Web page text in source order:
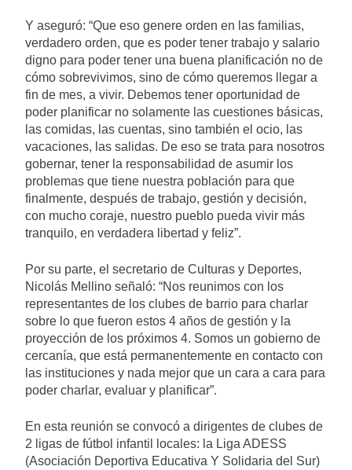
Y aseguró: “Que eso genere orden en las familias,
verdadero orden, que es poder tener trabajo y salario
digno para poder tener una buena planificación no de
cómo sobrevivimos, sino de cómo queremos llegar a
fin de mes, a vivir. Debemos tener oportunidad de
poder planificar no solamente las cuestiones básicas,
las comidas, las cuentas, sino también el ocio, las
vacaciones, las salidas. De eso se trata para nosotros
gobernar, tener la responsabilidad de asumir los
problemas que tiene nuestra población para que
finalmente, después de trabajo, gestión y decisión,
con mucho coraje, nuestro pueblo pueda vivir más
tranquilo, en verdadera libertad y feliz”.
Por su parte, el secretario de Culturas y Deportes,
Nicolás Mellino señaló: “Nos reunimos con los
representantes de los clubes de barrio para charlar
sobre lo que fueron estos 4 años de gestión y la
proyección de los próximos 4. Somos un gobierno de
cercanía, que está permanentemente en contacto con
las instituciones y nada mejor que un cara a cara para
poder charlar, evaluar y planificar”.
En esta reunión se convocó a dirigentes de clubes de
2 ligas de fútbol infantil locales: la Liga ADESS
(Asociación Deportiva Educativa Y Solidaria del Sur)